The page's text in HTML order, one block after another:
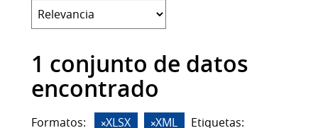
1 conjunto de datos
encontrado
Formatos: XLSX XML
Etiquetas: